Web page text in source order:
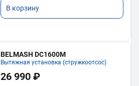
В корзину
BELMASH DC1600M
Вытяжная установка (стружкоотсос)
26 990 ₽